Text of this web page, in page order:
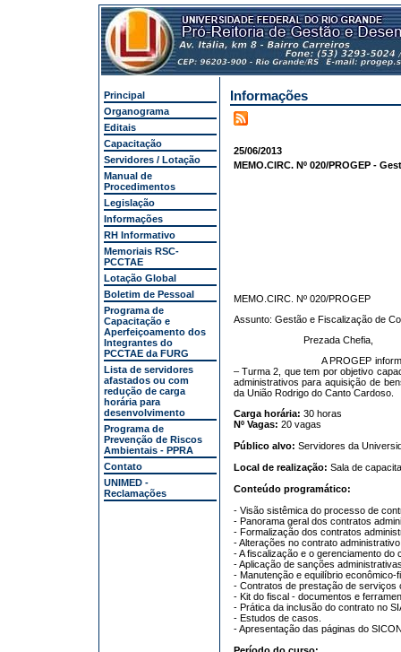
Principal
Organograma
Editais
Capacitação
Servidores / Lotação
Manual de
Procedimentos
Legislação
Informações
RH Informativo
Memoriais RSC-
PCCTAE
Lotação Global
Boletim de Pessoal
Programa de
Capacitação e
Aperfeiçoamento dos
Integrantes do
PCCTAE da FURG
Lista de servidores
afastados ou com
redução de carga
horária para
desenvolvimento
Programa de
Prevenção de Riscos
Ambientais - PPRA
Contato
UNIMED -
Reclamações
Informações
25/06/2013
MEMO.CIRC. Nº 020/PROGEP -
MEMO.CIRC. Nº 020/PROGEP
Assunto: Gestão e Fiscalização de
Prezada Chefia,
A PROGEP
– Turma 2, que tem por objetivo
administrativos para aquisição de
da União Rodrigo do Canto Cardoso.
Carga horária: 30 horas
Nº Vagas: 20 vagas
Público alvo: Servidores da
Local de realização: Sala de
Conteúdo programático:
- Visão sistêmica do processo de
- Panorama geral dos contratos
- Formalização dos contratos
- Alterações no contrato
- A fiscalização e o gerenciamento do
- Aplicação de sanções
- Manutenção e equilíbrio econômico-
- Contratos de prestação de serviços
- Kit do fiscal - documentos e
- Prática da inclusão do contrato no
- Estudos de casos.
- Apresentação das páginas do